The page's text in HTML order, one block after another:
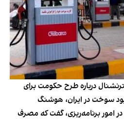
درباره طرح حکومت برای
سوخت در ایران، هوشنگ
امور برنامه‌ریزی، گفت که مصرف